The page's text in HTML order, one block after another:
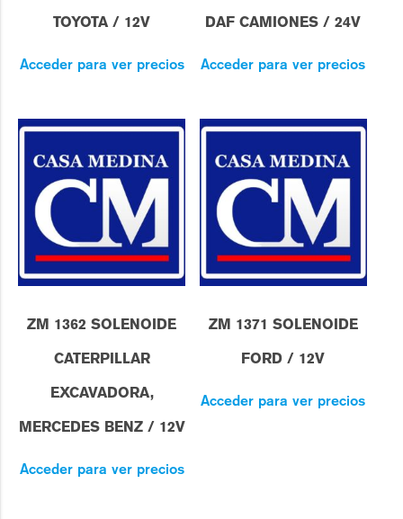
TOYOTA / 12V
Acceder para ver precios
DAF CAMIONES / 24V
Acceder para ver precios
ZM 1362 SOLENOIDE
CATERPILLAR
EXCAVADORA,
MERCEDES BENZ / 12V
Acceder para ver precios
ZM 1371 SOLENOIDE
FORD / 12V
Acceder para ver precios